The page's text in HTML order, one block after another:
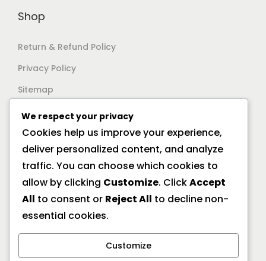
Shop
Return & Refund Policy
Privacy Policy
Sitemap
Support
Documentation
Help Center
General FAQs
Offline Location
We respect your privacy
Cookies help us improve your experience,
deliver personalized content, and analyze
traffic. You can choose which cookies to
allow by clicking Customize. ClickAccept
All to consent or Reject All to decline non-
essential cookies.
Customize